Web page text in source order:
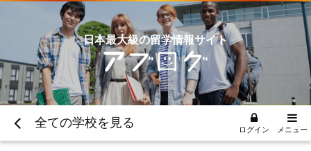
日本最大級の留学情報サイト
全ての学校を見る ログイン メニュー